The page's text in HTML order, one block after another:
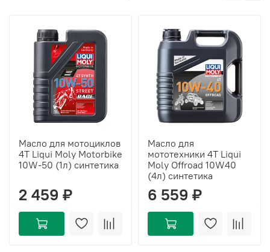
Масло для мотоциклов
4Т Liqui Moly Motorbike
10W-50 (1л) синтетика
2 459 ₽
Масло для
мототехники 4T Liqui
Moly Offroad 10W40
(4л) синтетика
6 559 ₽